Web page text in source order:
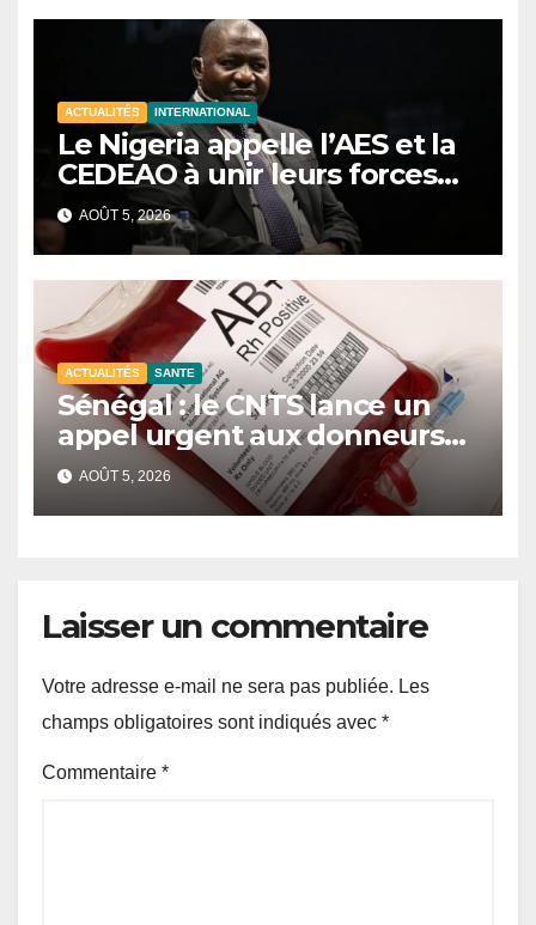
ACTUALITÉS INTERNATIONAL
Le Nigeria appelle l’AES et la
CEDEAO à unir leurs forces
contre le terrorisme
AOÛT 5, 2026
ACTUALITÉS SANTE
Sénégal : le CNTS lance un
appel urgent aux donneurs
face à une pénurie de sang.
AOÛT 5, 2026
Laisser un commentaire
Votre adresse e-mail ne sera pas publiée. Les
champs obligatoires sont indiqués avec *
Commentaire *